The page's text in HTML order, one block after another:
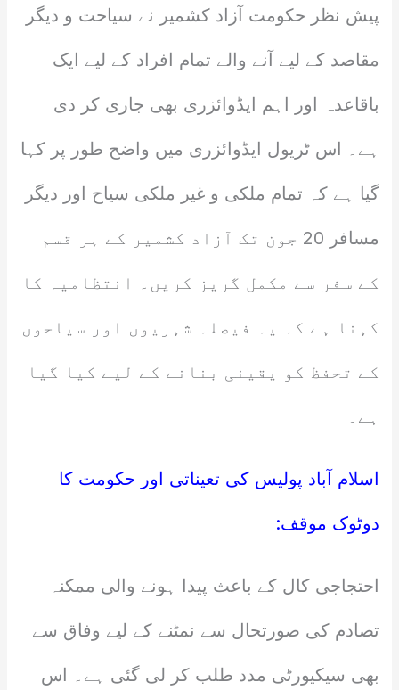
پیش نظر حکومت آزاد کشمیر نے سیاحت و دیگر
مقاصد کے لیے آنے والے تمام افراد کے لیے ایک
باقاعدہ اور اہم ایڈوائزری بھی جاری کر دی
ہے۔ اس ٹریول ایڈوائزری میں واضح طور پر کہا
گیا ہے کہ تمام ملکی و غیر ملکی سیاح اور دیگر
مسافر 20 جون تک آزاد کشمیر کے ہر قسم
کے سفر سے مکمل گریز کریں۔ انتظامیہ کا
کہنا ہے کہ یہ فیصلہ شہریوں اور سیاحوں
کے تحفظ کو یقینی بنانے کے لیے کیا گیا
ہے۔
اسلام آباد پولیس کی تعیناتی اور حکومت کا
دوٹوک موقف:
احتجاجی کال کے باعث پیدا ہونے والی ممکنہ
تصادم کی صورتحال سے نمٹنے کے لیے وفاق سے
بھی سیکیورٹی مدد طلب کر لی گئی ہے۔ اس